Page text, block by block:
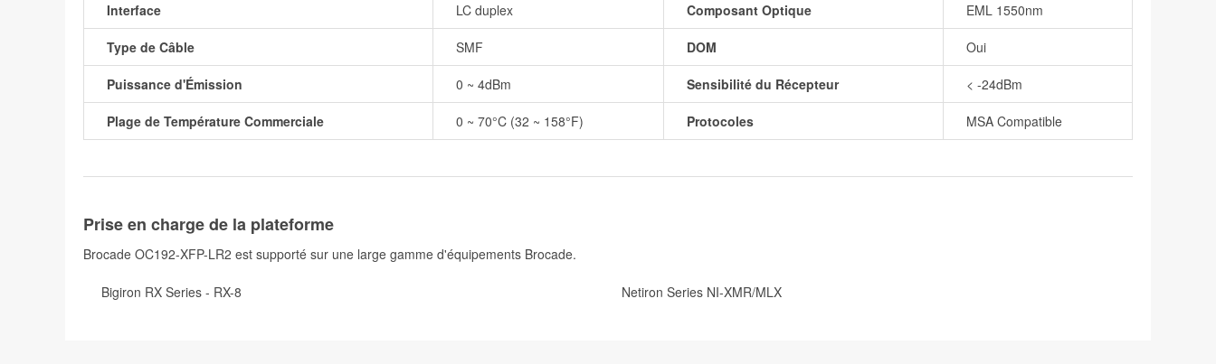
Interface LC duplex Composant Optique EML 1550nm
Type de Câble SMF DOM Oui
Puissance d'Émission 0 ~ 4dBm Sensibilité du Récepteur < -24dBm
Plage de Température Commerciale 0 ~ 70°C (32 ~ 158°F) Protocoles MSA Compatible
Prise en charge de la plateforme
Brocade OC192-XFP-LR2 est supporté sur une large gamme d'équipements Brocade.
Bigiron RX Series - RX-8 Netiron Series NI-XMR/MLX